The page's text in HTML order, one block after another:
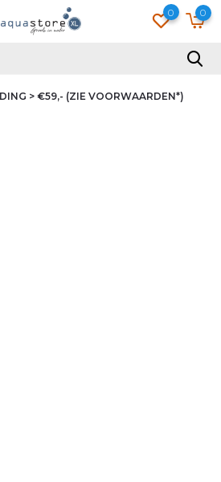
0 0
> €59,- (ZIE VOORWAARDEN*)